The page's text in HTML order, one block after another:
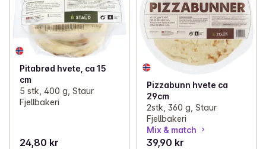
Pitabrød hvete, ca 15
cm
5 stk, 400 g, Staur
Fjellbakeri
24,80 kr
Pizzabunn hvete ca
29cm
2stk, 360 g, Staur
Fjellbakeri
Mix & match
39,90 kr